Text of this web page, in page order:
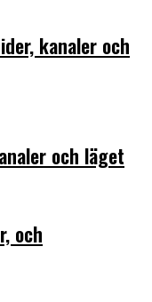
kanaler och
och läget
och